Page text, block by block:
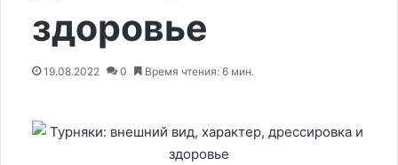
здоровье
19.08.2022 0 Время чтения: 6 мин.